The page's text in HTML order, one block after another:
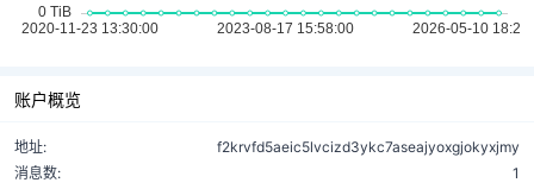
账户概览
地址:
f2krvfd5aeic5lvcizd3ykc7aseajyoxgjokyxjmy
消息数:
1